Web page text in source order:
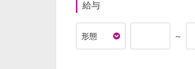
給与
～